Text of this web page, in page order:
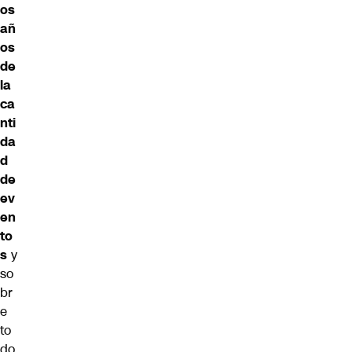
os
añ
os
de
la
ca
nti
da
d
de
ev
en
to
s y
so
br
e
to